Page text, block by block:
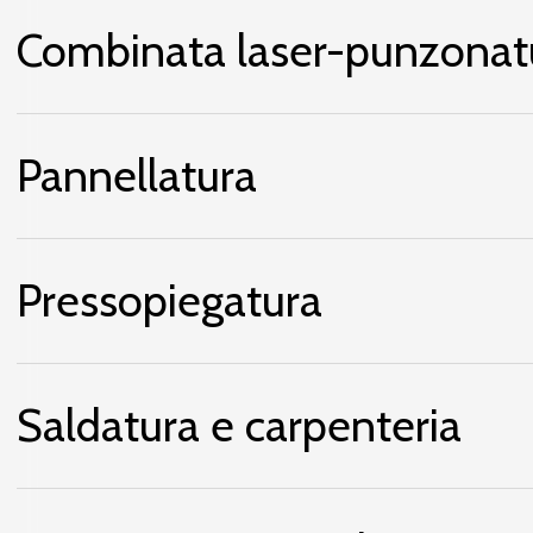
Combinata laser-
Pannellatura
Pressopiegatura
Saldatura e carpenteria